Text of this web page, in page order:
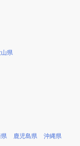
県
鹿児島県 沖縄県